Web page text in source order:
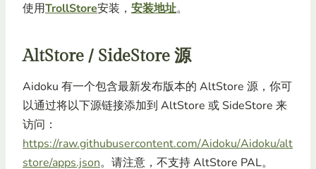
使用TrollStore安装，安装地址。
AltStore / SideStore 源
Aidoku 有一个包含最新发布版本的 AltStore 源，你可
以通过将以下源链接添加到 AltStore 或 SideStore 来
访问：
https://raw.githubusercontent.com/Aidoku/Aidoku/alt
store/apps.json。请注意，不支持 AltStore PAL。